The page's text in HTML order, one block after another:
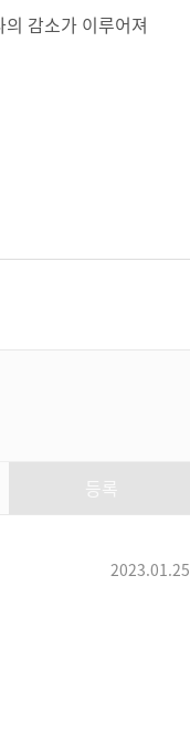
감소가 이루어져
2023.01.25